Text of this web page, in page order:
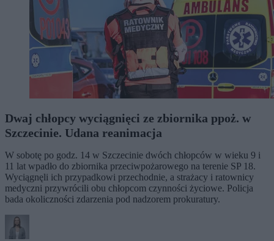
Dwaj chłopcy wyciągnięci ze zbiornika ppoż. w
Szczecinie. Udana reanimacja
W sobotę po godz. 14 w Szczecinie dwóch chłopców w wieku 9 i
11 lat wpadło do zbiornika przeciwpożarowego na terenie SP 18.
Wyciągnęli ich przypadkowi przechodnie, a strażacy i ratownicy
medyczni przywrócili obu chłopcom czynności życiowe. Policja
bada okoliczności zdarzenia pod nadzorem prokuratury.